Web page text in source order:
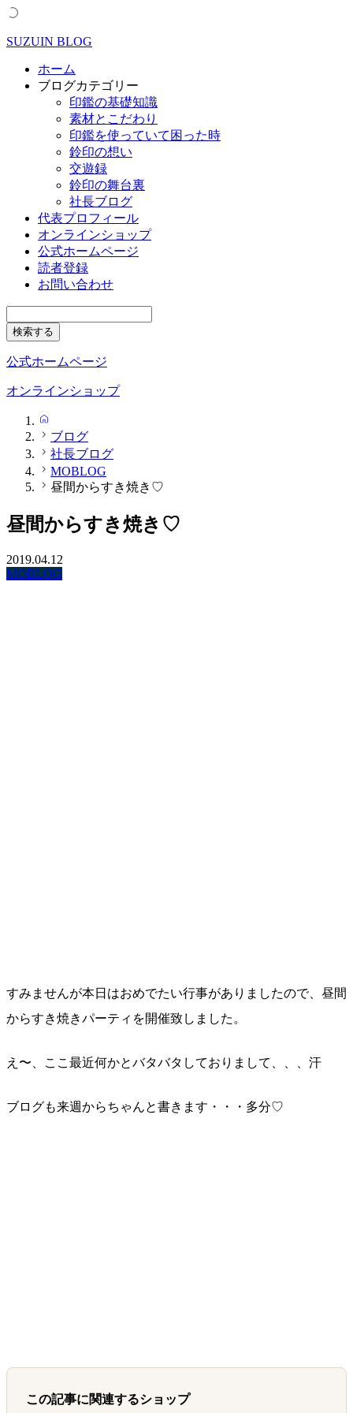
SUZUIN BLOG
ホーム
ブログカテゴリー
印鑑の基礎知識
素材とこだわり
印鑑を使っていて困った時
鈴印の想い
交遊録
鈴印の舞台裏
社長ブログ
代表プロフィール
オンラインショップ
公式ホームページ
読者登録
お問い合わせ
公式ホームページ
オンラインショップ
ブログ
社長ブログ
MOBLOG
昼間からすき焼き♡
昼間からすき焼き♡
2019.04.12
MOBLOG
すみませんが本日はおめでたい行事がありましたので、昼間
からすき焼きパーティを開催致しました。
え〜、ここ最近何かとバタバタしておりまして、、、汗
ブログも来週からちゃんと書きます・・・多分♡
この記事に関連するショップ